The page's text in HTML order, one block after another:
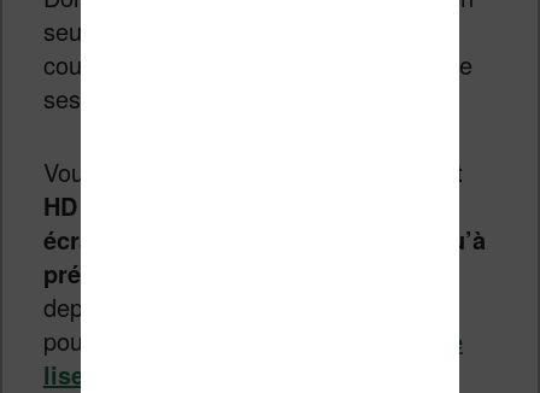
seulement mieux réglée au niveau des
couleurs, mais est aussi plus rapide que
ses concurrentes de chez Kobo !
Vous avez compris :
cette Vivlio Light
HD Color propose un des meilleurs
écrans couleur que j’ai pu voir jusqu’à
présent
depuis quelques mois, comme vous
pouvez le voir sur la page des
tests de
liseuse